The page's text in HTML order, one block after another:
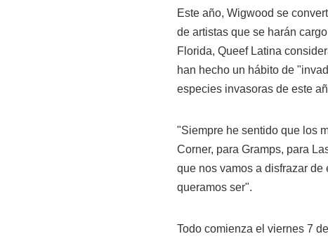
Este año, Wigwood se
de artistas que se harán
Florida, Queef Latina
han hecho un hábito de
especies invasoras de este
"Siempre he sentido que los
Corner, para Gramps, para
que nos vamos a disfrazar
queramos ser".
Todo comienza el viernes 7